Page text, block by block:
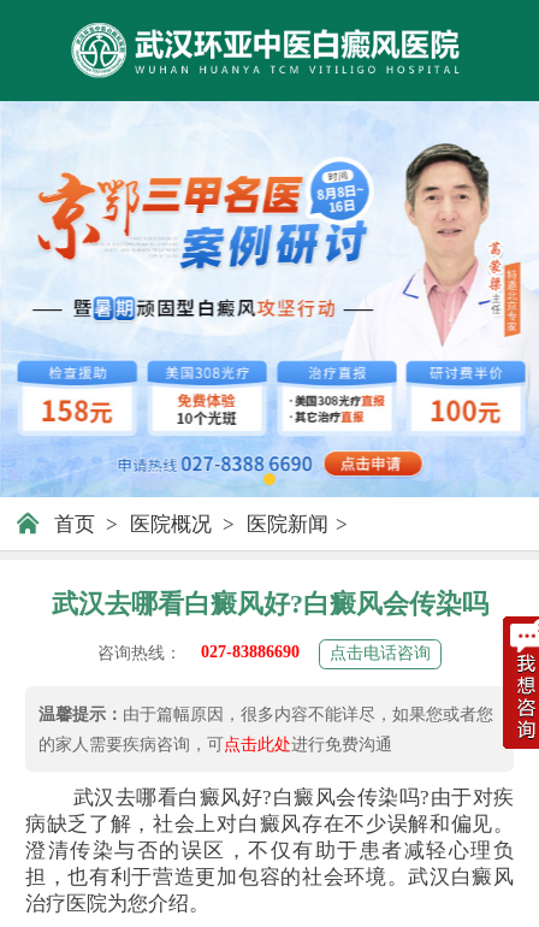
首页 > 医院概况 > 医院新闻 >
武汉去哪看白癜风好?白癜风会传染吗
咨询热线： 027-83886690 点击电话咨询
温馨提示： 由于篇幅原因，很多内容不能详尽，如果您或者您
的家人需要疾病咨询，可点击此处进行免费沟通
武汉去哪看白癜风好?白癜风会传染吗?由于对疾
病缺乏了解，社会上对白癜风存在不少误解和偏见。
澄清传染与否的误区，不仅有助于患者减轻心理负
担，也有利于营造更加包容的社会环境。武汉白癜风
治疗医院为您介绍。